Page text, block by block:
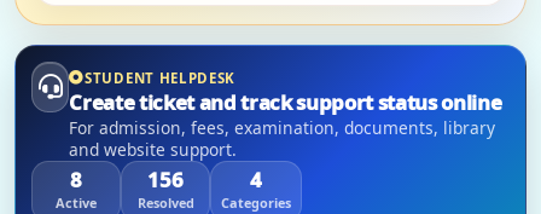
STUDENT HELPDESK
Create ticket and track support status online
For admission, fees, examination, documents, library
and website support.
8
Active
156
Resolved
4
Categories